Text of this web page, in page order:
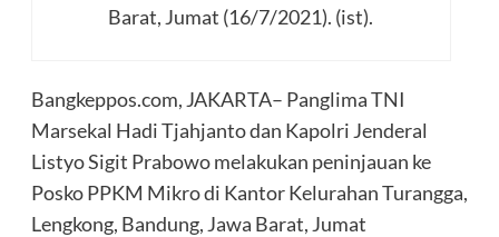
Barat, Jumat (16/7/2021). (ist).
Bangkeppos.com, JAKARTA– Panglima TNI
Marsekal Hadi Tjahjanto dan Kapolri Jenderal
Listyo Sigit Prabowo melakukan peninjauan ke
Posko PPKM Mikro di Kantor Kelurahan Turangga,
Lengkong, Bandung, Jawa Barat, Jumat